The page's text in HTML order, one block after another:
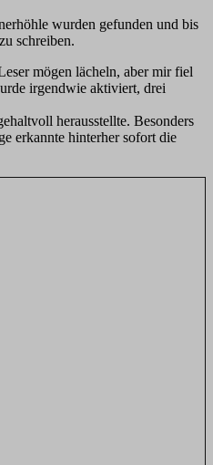
wurden gefunden und bis
schreiben.
mögen lächeln, aber mir fiel
irgendwie aktiviert, drei
herausstellte. Besonders
erkannte hinterher sofort die